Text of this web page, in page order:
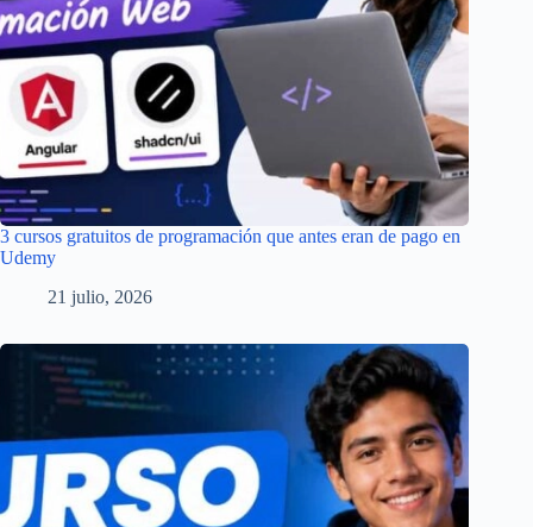
3 cursos gratuitos de programación que antes eran de pago en
Udemy
21 julio, 2026